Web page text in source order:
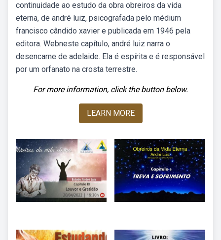
continuidade ao estudo da obra obreiros da vida
eterna, de andré luiz, psicografada pelo médium
francisco cândido xavier e publicada em 1946 pela
editora. Webneste capítulo, andré luiz narra o
desencarne de adelaide. Ela é espírita e é responsável
por um orfanato na crosta terrestre.
For more information, click the button below.
LEARN MORE